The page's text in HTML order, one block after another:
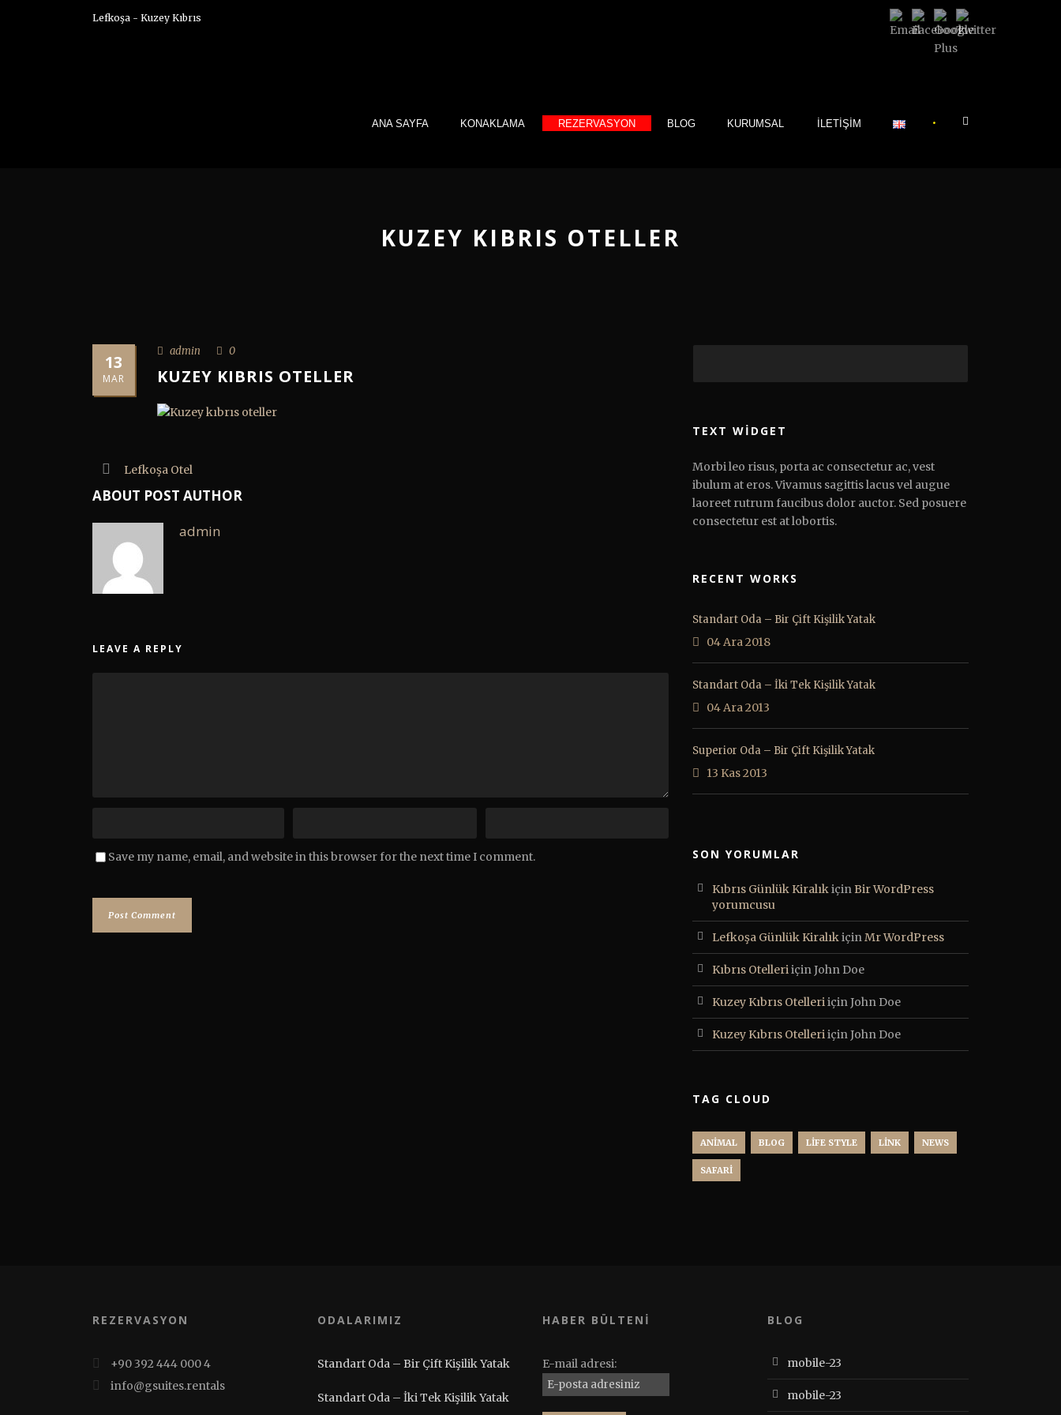
Lefkoşa - Kuzey Kıbrıs
ANA SAYFA KONAKLAMA REZERVASYON BLOG KURUMSAL İLETIŞIM •
KUZEY KIBRIS OTELLER
13
MAR
admin 0
KUZEY KIBRIS OTELLER
Lefkoşa Otel
ABOUT POST AUTHOR
admin
LEAVE A REPLY
Save my name, email, and website in this browser for the next time I comment.
TEXT WIDGET
Morbi leo risus, porta ac consectetur ac, vest
ibulum at eros. Vivamus sagittis lacus vel augue
laoreet rutrum faucibus dolor auctor. Sed posuere
consectetur est at lobortis.
RECENT WORKS
Standart Oda – Bir Çift Kişilik Yatak
04 Ara 2018
Standart Oda – İki Tek Kişilik Yatak
04 Ara 2013
Superior Oda – Bir Çift Kişilik Yatak
13 Kas 2013
SON YORUMLAR
Kıbrıs Günlük KiralıkiçinBir WordPress
yorumcusu
Lefkoşa Günlük KiralıkiçinMr WordPress
Kıbrıs OtelleriiçinJohn Doe
Kuzey Kıbrıs OtelleriiçinJohn Doe
Kuzey Kıbrıs OtelleriiçinJohn Doe
TAG CLOUD
ANIMAL BLOG LIFE STYLE LINK NEWS
SAFARI
REZERVASYON
+90 392 444 000 4
info@gsuites.rentals
ODALARIMIZ
Standart Oda – Bir Çift Kişilik Yatak
Standart Oda – İki Tek Kişilik Yatak
HABER BÜLTENI
E-mail adresi:
BLOG
mobile-23
mobile-23